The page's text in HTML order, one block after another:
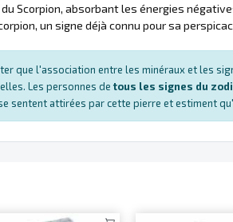
Scorpion, absorbant les énergies
un signe déjà connu pour sa
que l'association entre les minéraux et les
Les personnes de tous les signes du
sentent attirées par cette pierre et estiment